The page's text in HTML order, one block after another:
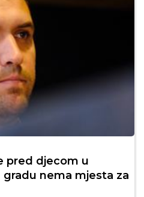
pred djecom u
gradu nema mjesta za